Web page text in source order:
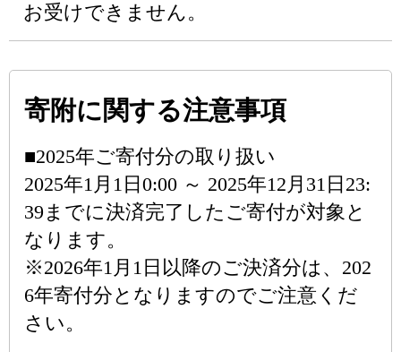
お受けできません。
寄附に関する注意事項
■2025年ご寄付分の取り扱い
2025年1月1日0:00 ～ 2025年12月31日23:
39までに決済完了したご寄付が対象と
なります。
※2026年1月1日以降のご決済分は、202
6年寄付分となりますのでご注意くだ
さい。